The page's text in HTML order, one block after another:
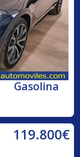
Gasolina
119.800€